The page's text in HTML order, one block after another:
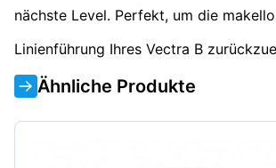
nächste Level. Perfekt, um die
Linienführung Ihres Vectra B
Ähnliche Produkte